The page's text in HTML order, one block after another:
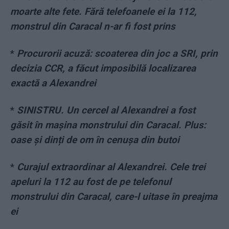
moarte alte fete. Fără telefoanele ei la 112,
monstrul din Caracal n-ar fi fost prins
* Procurorii acuză: scoaterea din joc a SRI, prin
decizia CCR, a făcut imposibilă localizarea
exactă a Alexandrei
* SINISTRU. Un cercel al Alexandrei a fost
găsit în mașina monstrului din Caracal. Plus:
oase și dinți de om în cenușa din butoi
* Curajul extraordinar al Alexandrei. Cele trei
apeluri la 112 au fost de pe telefonul
monstrului din Caracal, care-l uitase în preajma
ei